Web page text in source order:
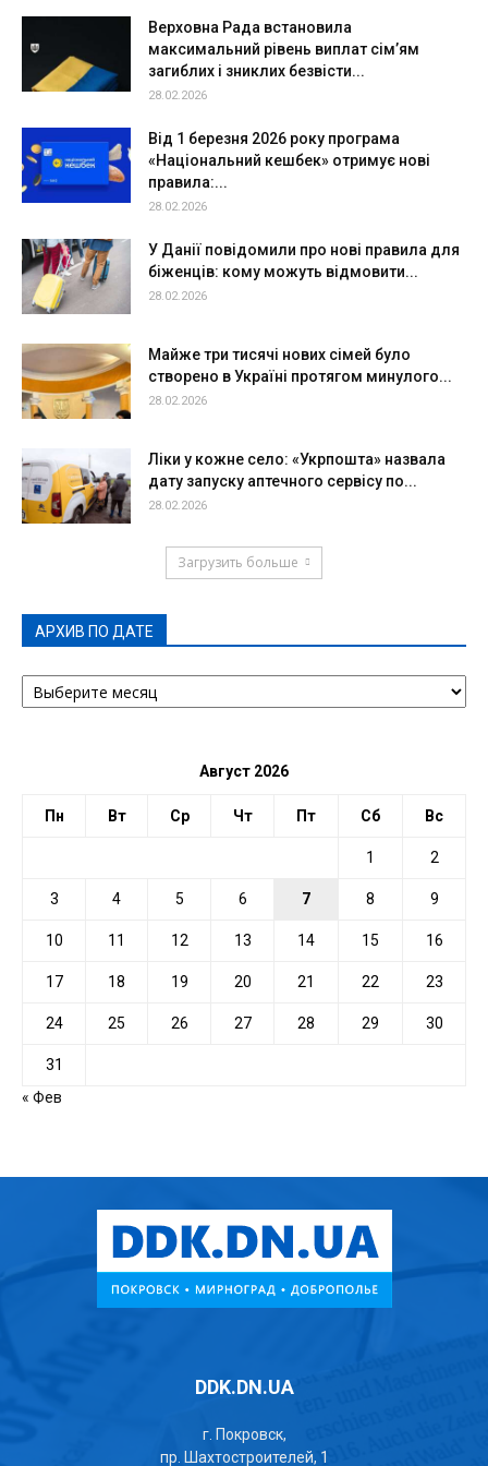
Верховна Рада встановила
максимальний рівень виплат сім’ям
загиблих і зниклих безвісти...
28.02.2026
Від 1 березня 2026 року програма
«Національний кешбек» отримує нові
правила:...
28.02.2026
У Данії повідомили про нові правила для
біженців: кому можуть відмовити...
28.02.2026
Майже три тисячі нових сімей було
створено в Україні протягом минулого...
28.02.2026
Ліки у кожне село: «Укрпошта» назвала
дату запуску аптечного сервісу по...
28.02.2026
Загрузить больше
АРХИВ ПО ДАТЕ
АРХИВ
ПО
Август 2026
Пн Вт Ср Чт Пт Сб Вс
1 2
3 4 5 6 7 8 9
10 11 12 13 14 15 16
17 18 19 20 21 22 23
24 25 26 27 28 29 30
31
« Фев
DDK.DN.UA
г. Покровск,
пр. Шахтостроителей, 1